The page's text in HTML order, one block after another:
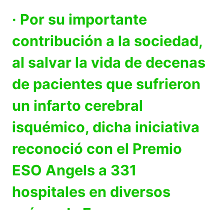
· Por su importante
contribución a la sociedad,
al salvar la vida de decenas
de pacientes que sufrieron
un infarto cerebral
isquémico, dicha iniciativa
reconoció con el Premio
ESO Angels a 331
hospitales en diversos